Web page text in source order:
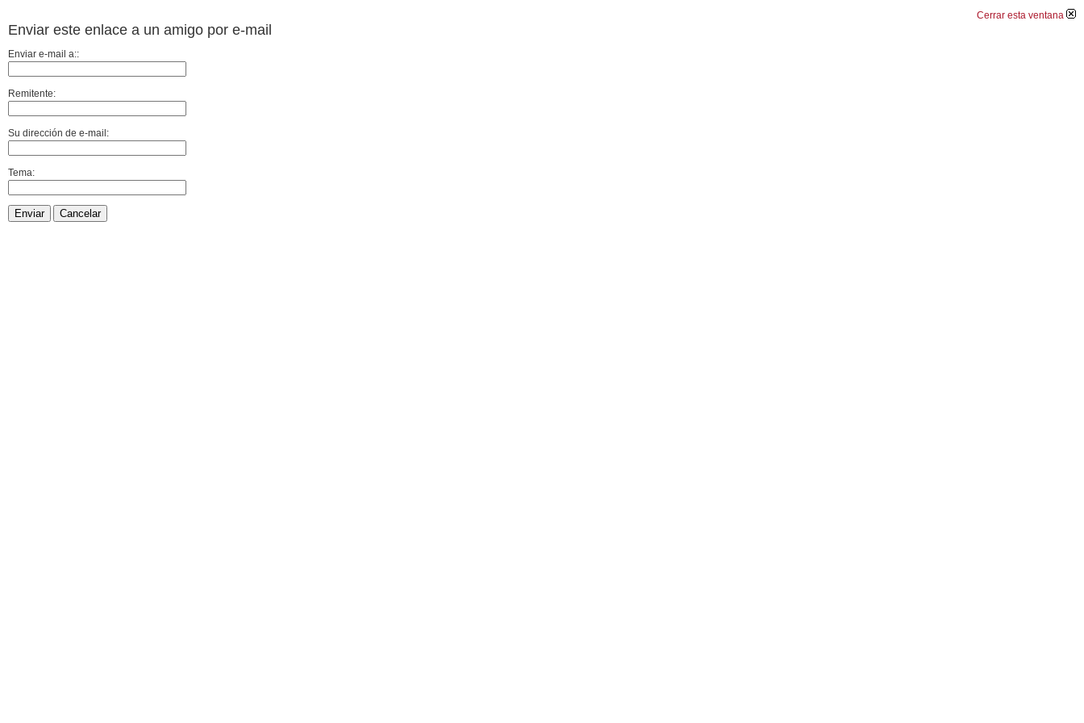
Cerrar esta ventana
Enviar este enlace a un amigo por e-mail
Enviar e-mail a::
Remitente:
Su dirección de e-mail:
Tema:
Enviar Cancelar